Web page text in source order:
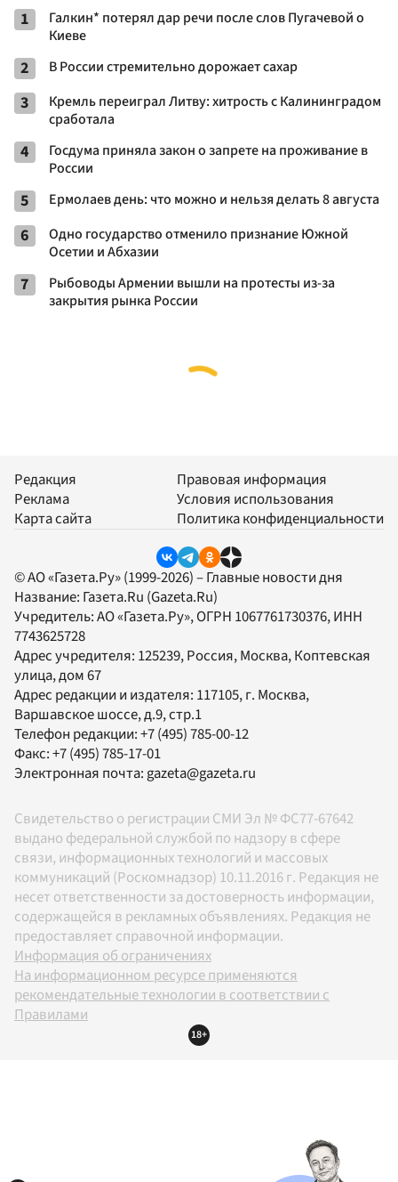
1
Галкин* потерял дар речи после слов Пугачевой о
Киеве
2 В России стремительно дорожает сахар
3
Кремль переиграл Литву: хитрость с Калининградом
сработала
4
Госдума приняла закон о запрете на проживание в
России
5 Ермолаев день: что можно и нельзя делать 8 августа
6
Одно государство отменило признание Южной
Осетии и Абхазии
7
Рыбоводы Армении вышли на протесты из-за
закрытия рынка России
Редакция
Реклама
Карта сайта
Правовая информация
Условия использования
Политика конфиденциальности
© АО «Газета.Ру» (1999-2026) – Главные новости дня
Название: Газета.Ru (Gazeta.Ru)
Учредитель:АО «Газета.Ру», ОГРН 1067761730376, ИНН
7743625728
Адрес учредителя: 125239, Россия, Москва, Коптевская
улица, дом 67
Адрес редакции и издателя: 117105, г. Москва,
Варшавское шоссе, д.9, стр.1
Телефон редакции:+7 (495) 785-00-12
Факс:+7 (495) 785-17-01
Электронная почта:gazeta@gazeta.ru
Свидетельство о регистрации СМИ Эл № ФС77-67642
выдано федеральной службой по надзору в сфере
связи, информационных технологий и массовых
коммуникаций (Роскомнадзор) 10.11.2016 г. Редакция не
несет ответственности за достоверность информации,
содержащейся в рекламных объявлениях. Редакция не
предоставляет справочной информации.
Информация об ограничениях
На информационном ресурсе применяются
рекомендательные технологии в соответствии с
Правилами
18+